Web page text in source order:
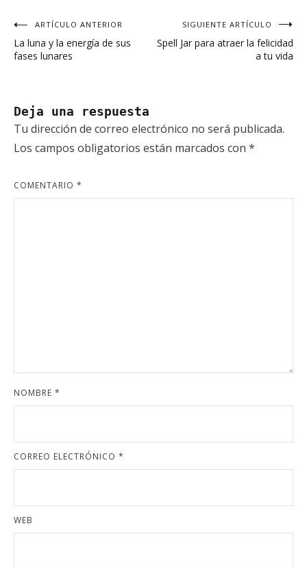
Navegación
de
ARTÍCULO ANTERIOR
La luna y la energía de sus
fases lunares
SIGUIENTE ARTÍCULO
Spell Jar para atraer la felicidad
a tu vida
Deja una respuesta
Tu dirección de correo electrónico no será publicada.
Los campos obligatorios están marcados con *
COMENTARIO *
NOMBRE *
CORREO ELECTRÓNICO *
WEB